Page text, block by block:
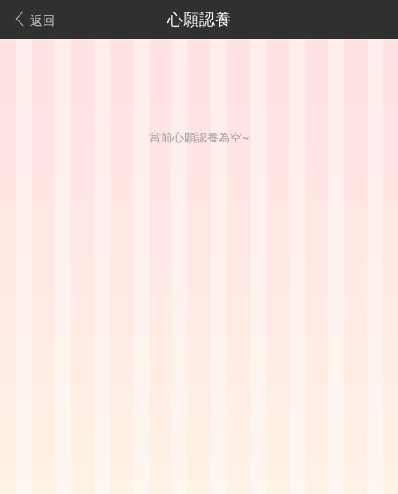
返回 心願認養
當前心願認養為空~